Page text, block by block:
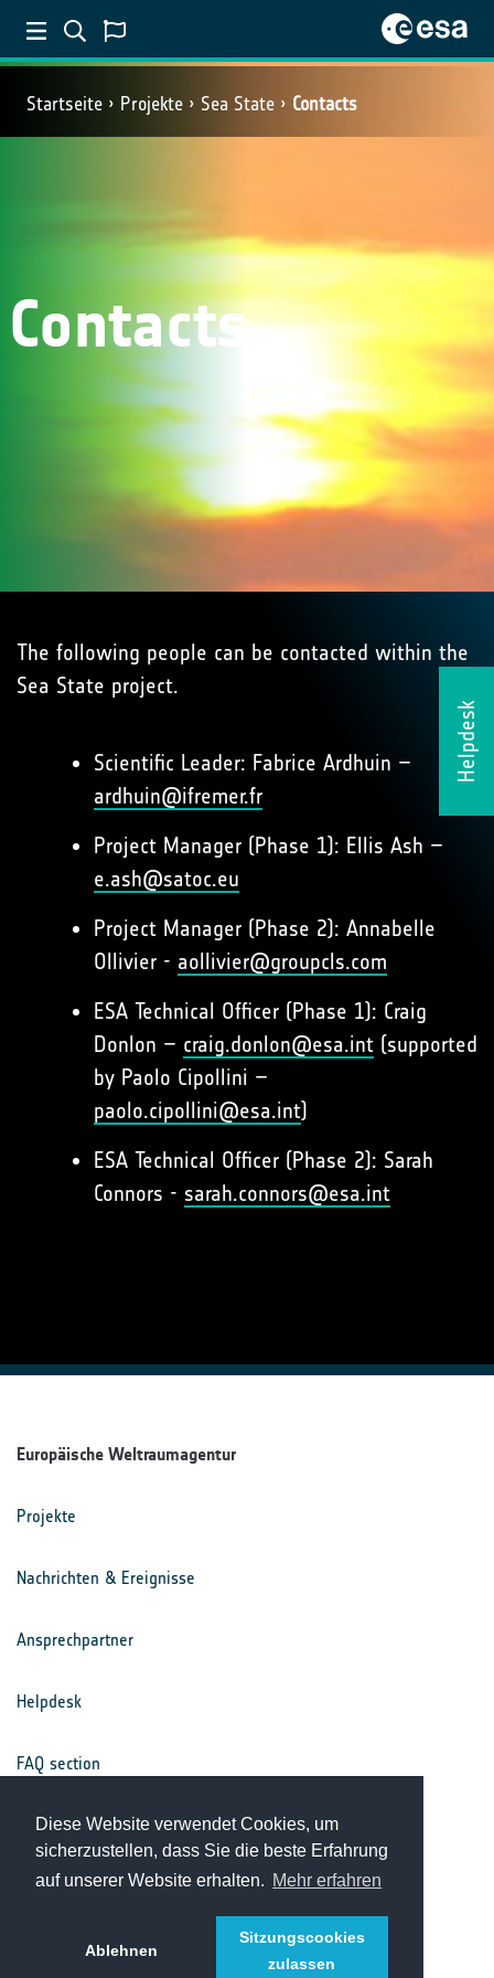
Diese Website verwendet Cookies, um
sicherzustellen, dass Sie die beste Erfahrung
auf unserer Website erhalten. Mehr erfahren
Ablehnen
Sitzungscookies
zulassen
Startseite Projekte Sea State Contacts
Helpdesk
Contacts
The following people can be contacted within the
Sea State project.
Scientific Leader: Fabrice Ardhuin –
ardhuin@ifremer.fr
Project Manager (Phase 1): Ellis Ash –
e.ash@satoc.eu
Project Manager (Phase 2): Annabelle
Ollivier - aollivier@groupcls.com
ESA Technical Officer (Phase 1): Craig
Donlon – craig.donlon@esa.int (supported
by Paolo Cipollini –
paolo.cipollini@esa.int)
ESA Technical Officer (Phase 2): Sarah
Connors - sarah.connors@esa.int
Europäische Weltraumagentur
Projekte
Nachrichten & Ereignisse
Ansprechpartner
Helpdesk
FAQ section
Nutzungsbedingungen
Datenschutz